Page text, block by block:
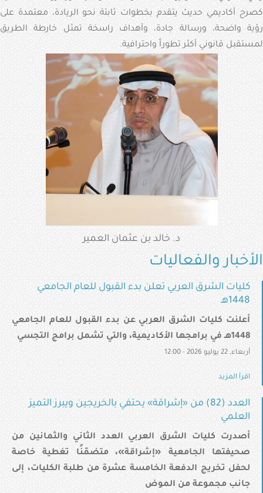
كصرح أكاديمي حديث يتقدم بخطوات ثابتة نحو الريادة، معتمدة على
رؤية واضحة، ورسالة جادة، وأهداف راسخة تمثل خارطة الطريق
لمستقبل قانوني أكثر تطوراً واحترافية.
د. خالد بن عثمان العمير
الأخبار والفعاليات
كليات الشرق العربي تعلن بدء القبول للعام الجامعي
1448هـ
أعلنت كليات الشرق العربي عن بدء القبول للعام الجامعي
1448هـ في برامجها الأكاديمية، والتي تشمل برامج التجسي
أربعاء, 22 يوليو 2026 - 12:00
اقرأ المزيد
العدد (82) من «إشراقة» يحتفي بالخريجين ويبرز التميز
العلمي
أصدرت كليات الشرق العربي العدد الثاني والثمانين من
صحيفتها الجامعية «إشراقة»، متضمّنًا تغطية خاصة
لحفل تخريج الدفعة الخامسة عشرة من طلبة الكليات، إلى
جانب مجموعة من الموض